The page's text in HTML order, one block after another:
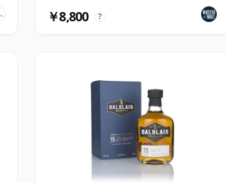
￥8,800 ?